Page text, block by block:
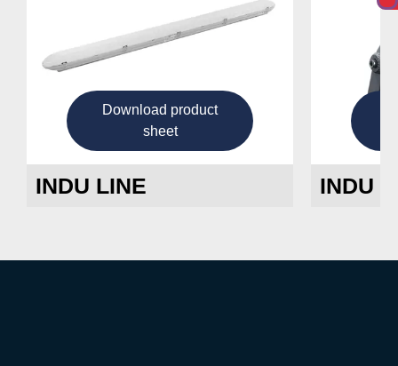
Download product
sheet
INDU LINE INDU